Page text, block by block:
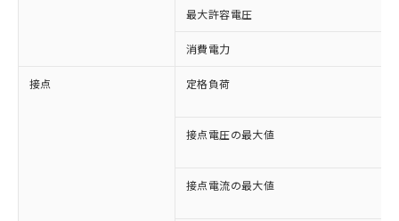
最大許容電圧
消費電力
接点 定格負荷
接点電圧の最大値
接点電流の最大値